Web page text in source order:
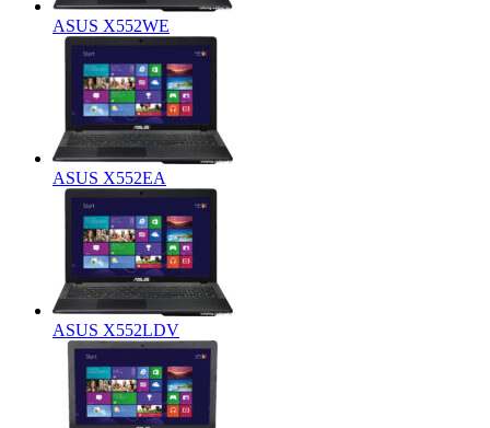
ASUS X552WE
ASUS X552EA
ASUS X552LDV